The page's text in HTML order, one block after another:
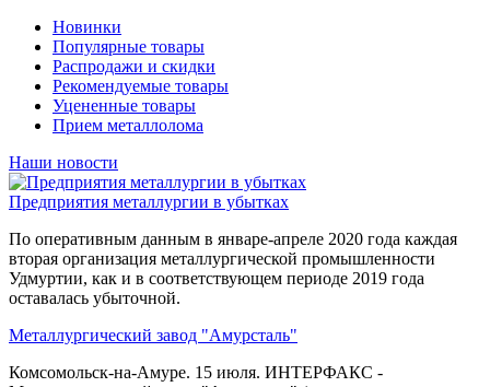
Новинки
Популярные товары
Распродажи и скидки
Рекомендуемые товары
Уцененные товары
Прием металлолома
Наши новости
Предприятия металлургии в убытках
По оперативным данным в январе-апреле 2020 года каждая
вторая организация металлургической промышленности
Удмуртии, как и в соответствующем периоде 2019 года
оставалась убыточной.
Металлургический завод "Амурсталь"
Комсомольск-на-Амуре. 15 июля. ИНТЕРФАКС -